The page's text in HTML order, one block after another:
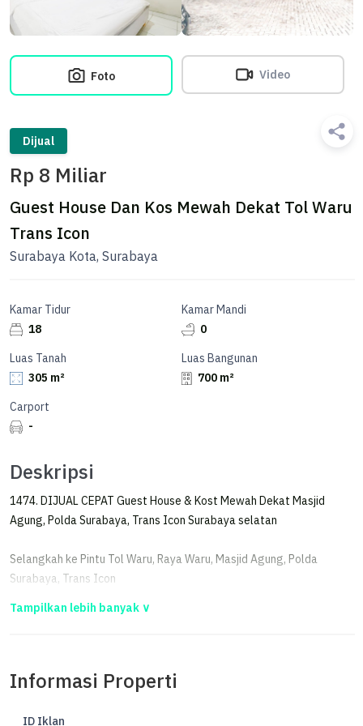
Foto Video
Dijual
Rp 8 Miliar
Guest House Dan Kos Mewah Dekat Tol Waru
Trans Icon
Surabaya Kota, Surabaya
Kamar Tidur
18
Kamar Mandi
0
Luas Tanah
305 m²
Luas Bangunan
700 m²
Carport
-
Deskripsi
1474. DIJUAL CEPAT Guest House & Kost Mewah Dekat Masjid
Agung, Polda Surabaya, Trans Icon Surabaya selatan
Selangkah ke Pintu Tol Waru, Raya Waru, Masjid Agung, Polda
Surabaya, Trans Icon
- Luas tanah: 305 m2 (sekitar 14 x 22)
- 4 lantai
- Interior setara hotel
Informasi Properti
ID Iklan